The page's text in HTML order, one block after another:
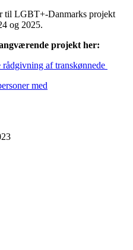
til LGBT+-Danmarks projekt
og 2025.
projekt her:
af transkønnede
med